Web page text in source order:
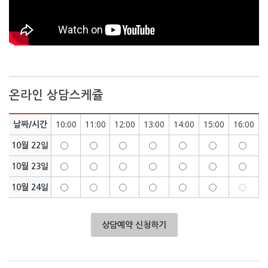
온라인 상담스케쥴
날짜/시간 10:00 11:00 12:00 13:00 14:00 15:00 16:00
10월 22일
10월 23일
10월 24일
상담예약 신청하기